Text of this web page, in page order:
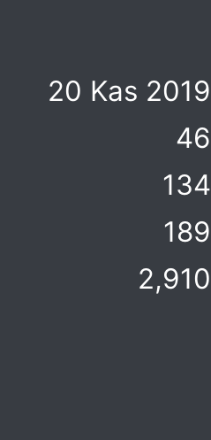
20 Kas 2019
46
134
189
2,910